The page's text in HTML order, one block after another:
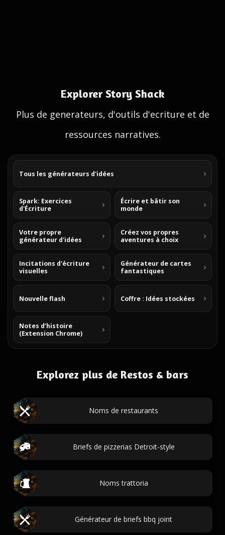
Explorer Story Shack
Plus de generateurs, d'outils d'ecriture et de
ressources narratives.
Tous les générateurs d'idées
Spark: Exercices
d'Écriture
Écrire et bâtir son
monde
Votre propre
générateur d'idées
Créez vos propres
aventures à choix
Incitations d'écriture
visuelles
Générateur de cartes
fantastiques
Nouvelle flash Coffre : Idées stockées
Notes d’histoire
(Extension Chrome)
Explorez plus de Restos & bars
Noms de restaurants
Briefs de pizzerias Detroit-style
Noms trattoria
Générateur de briefs bbq joint